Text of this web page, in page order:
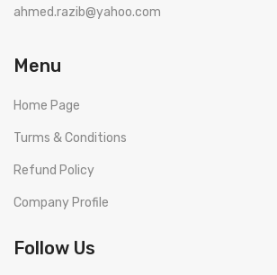
ahmed.razib@yahoo.com
Menu
Home Page
Turms & Conditions
Refund Policy
Company Profile
Follow Us